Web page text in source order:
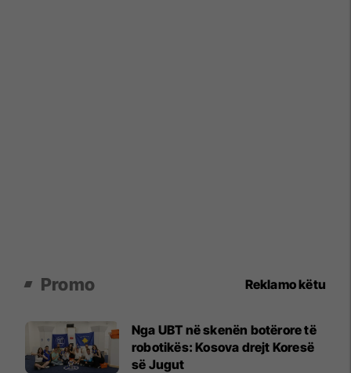
Promo Reklamo këtu
Nga UBT në skenën botërore të
robotikës: Kosova drejt Koresë
së Jugut